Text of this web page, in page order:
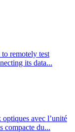
remotely test
its data...
avec l’unité
compacte du...